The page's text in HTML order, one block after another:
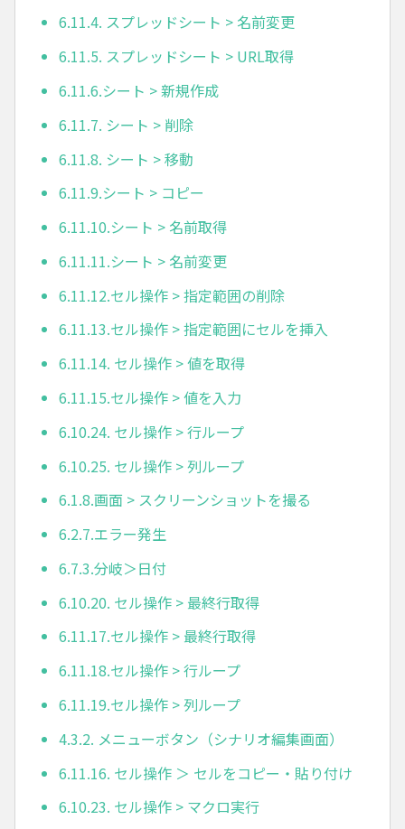
6.11.4. スプレッドシート > 名前変更
6.11.5. スプレッドシート > URL取得
6.11.6.シート > 新規作成
6.11.7. シート > 削除
6.11.8. シート > 移動
6.11.9.シート > コピー
6.11.10.シート > 名前取得
6.11.11.シート > 名前変更
6.11.12.セル操作 > 指定範囲の削除
6.11.13.セル操作 > 指定範囲にセルを挿入
6.11.14. セル操作 > 値を取得
6.11.15.セル操作 > 値を入力
6.10.24. セル操作 > 行ループ
6.10.25. セル操作 > 列ループ
6.1.8.画面 > スクリーンショットを撮る
6.2.7.エラー発生
6.7.3.分岐＞日付
6.10.20. セル操作 > 最終行取得
6.11.17.セル操作 > 最終行取得
6.11.18.セル操作 > 行ループ
6.11.19.セル操作 > 列ループ
4.3.2. メニューボタン（シナリオ編集画面）
6.11.16. セル操作 ＞ セルをコピー・貼り付け
6.10.23. セル操作 > マクロ実行